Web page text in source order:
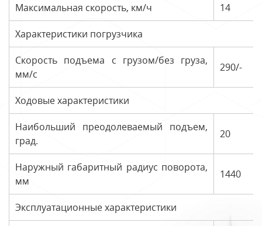
Максимальная скорость, км/ч 14
Характеристики погрузчика
Скорость подъема с грузом/без груза,
мм/с
290/-
Ходовые характеристики
Наибольший преодолеваемый подъем,
град.
20
Наружный габаритный радиус поворота,
мм
1440
Эксплуатационные характеристики